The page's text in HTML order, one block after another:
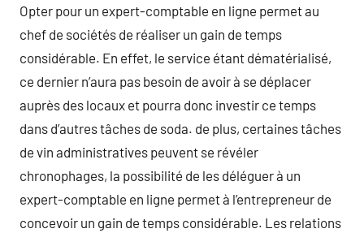
Opter pour un expert-comptable en ligne permet au
chef de sociétés de réaliser un gain de temps
considérable. En effet, le service étant dématérialisé,
ce dernier n’aura pas besoin de avoir à se déplacer
auprès des locaux et pourra donc investir ce temps
dans d’autres tâches de soda. de plus, certaines tâches
de vin administratives peuvent se révéler
chronophages, la possibilité de les déléguer à un
expert-comptable en ligne permet à l’entrepreneur de
concevoir un gain de temps considérable. Les relations